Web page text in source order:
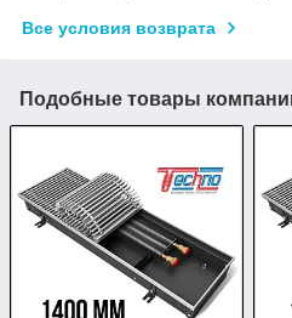
Все условия возврата
Подобные товары